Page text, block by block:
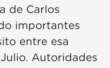
de Carlos
importantes
entre esa
Autoridades